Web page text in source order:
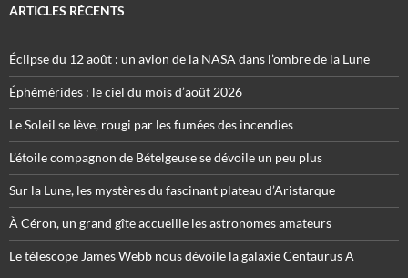
ARTICLES RÉCENTS
Éclipse du 12 août : un avion de la NASA dans l’ombre de la Lune
Éphémérides : le ciel du mois d’août 2026
Le Soleil se lève, rougi par les fumées des incendies
L’étoile compagnon de Bételgeuse se dévoile un peu plus
Sur la Lune, les mystères du fascinant plateau d’Aristarque
À Céron, un grand gîte accueille les astronomes amateurs
Le télescope James Webb nous dévoile la galaxie Centaurus A